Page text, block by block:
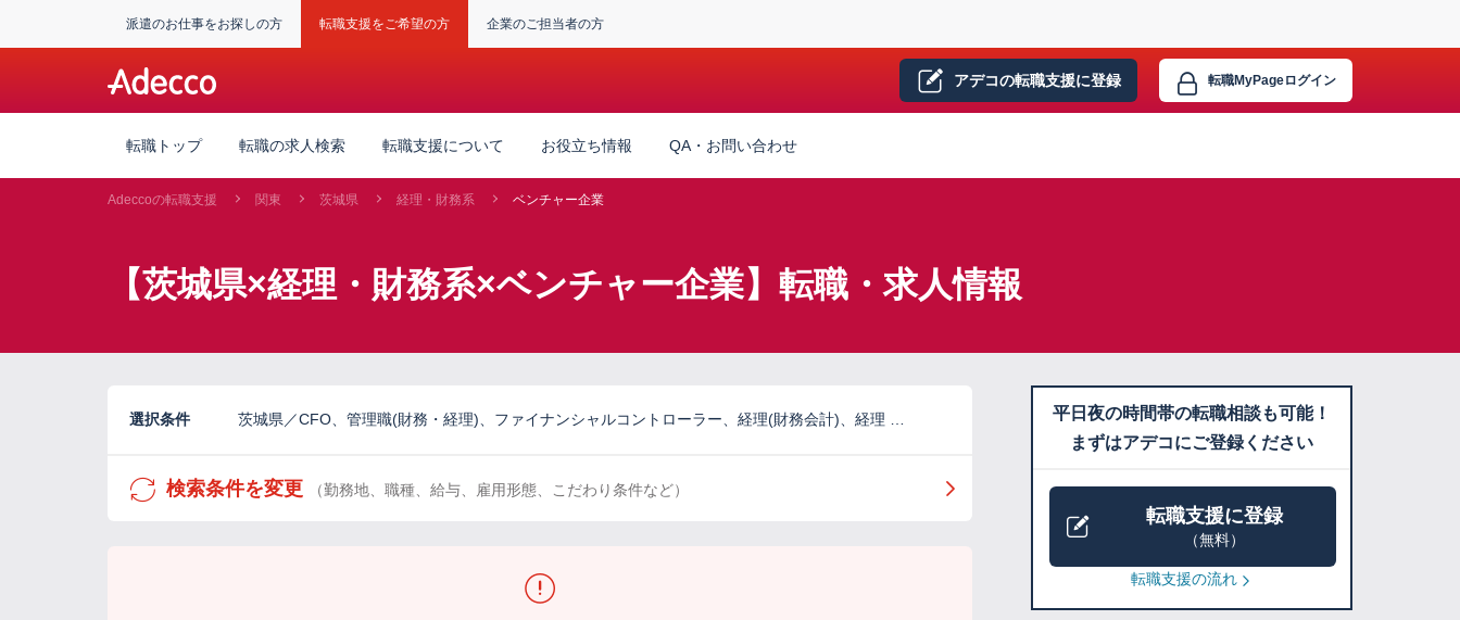
派遣のお仕事をお探しの方 転職支援をご希望の方 企業のご担当者の方
アデコの転職支援に登録 転職MyPageログイン
転職トップ 転職の求人検索 転職支援について お役立ち情報 QA・お問い合わせ
Adeccoの転職支援 関東 茨城県 経理・財務系 ベンチャー企業
【茨城県×経理・財務系×ベンチャー企業】転職・求人情報
選択条件 茨城県／CFO、管理職(財務・経理)、ファイナンシャルコントローラー、経理(財務会計)、経理 …
検索条件を変更 （勤務地、職種、給与、雇用形態、こだわり条件など）
平日夜の時間帯の転職相談も可能！
まずはアデコにご登録ください
転職支援に登録
（無料）
転職支援の流れ